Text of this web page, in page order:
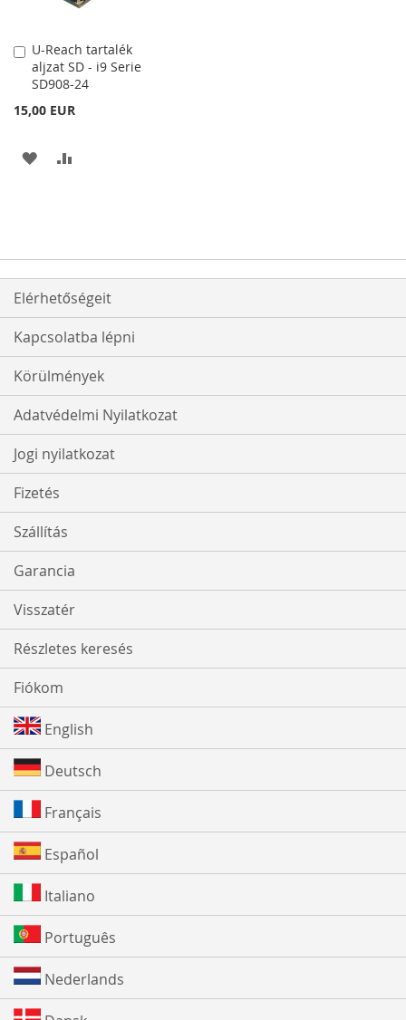
U-Reach tartalék
aljzat SD - i9 Serie
SD908-24
15,00 EUR
Kosárba
HOZZÁADÁS
Elérhetőségeit
Kapcsolatba lépni
Körülmények
Adatvédelmi Nyilatkozat
Jogi nyilatkozat
Fizetés
Szállítás
Garancia
Visszatér
Részletes keresés
Fiókom
English
Deutsch
Français
Español
Italiano
Português
Nederlands